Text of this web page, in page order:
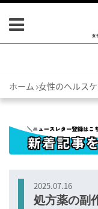
ホーム 女性のヘルス
2025.07.16
処方薬の副